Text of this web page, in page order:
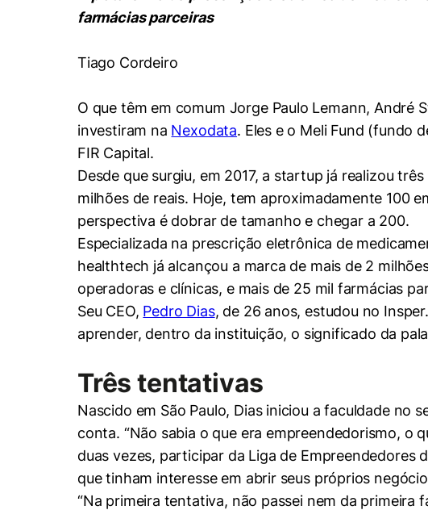
Conhecimento
Hub de Inovação e
Women in Action
Sala de Imprensa
Pesquisa na Graduação
Comitê de Ética em
Pesquisa
Linkedin
farmácias parceiras
Tiago Cordeiro
O que têm em comum Jorge Paulo Lemann, André
investiram na Nexodata. Eles e o Meli Fund (fundo
FIR Capital.
Desde que surgiu, em 2017, a startup já realizou
milhões de reais. Hoje, tem aproximadamente 100
perspectiva é dobrar de tamanho e chegar a 200.
Especializada na prescrição eletrônica de
healthtech já alcançou a marca de mais de 2
operadoras e clínicas, e mais de 25 mil farmácias
Seu CEO, Pedro Dias, de 26 anos, estudou no
aprender, dentro da instituição, o significado da
Três tentativas
Nascido em São Paulo, Dias iniciou a faculdade no
conta. “Não sabia o que era empreendedorismo, o
duas vezes, participar da Liga de
que tinham interesse em abrir seus próprios
“Na primeira tentativa, não passei nem da primeira